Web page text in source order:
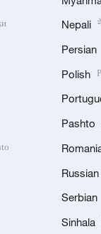
Nepali
Persian
Polish
Pashto
Russian
Serbian
Sinhala